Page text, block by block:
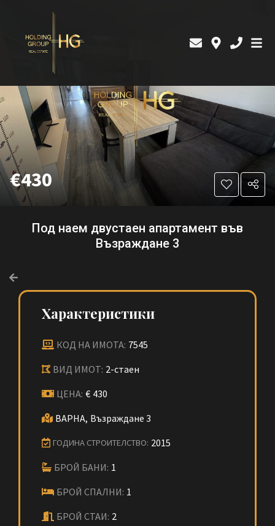
€430
Под наем двустаен апартамент във
Възраждане 3
Характеристики
КОД НА ИМОТА: 7545
ВИД ИМОТ: 2-стаен
ЦЕНА: € 430
ВАРНА, Възраждане 3
ГОДИНА СТРОИТЕЛСТВО: 2015
БРОЙ БАНИ: 1
БРОЙ СПАЛНИ: 1
БРОЙ СТАИ: 2